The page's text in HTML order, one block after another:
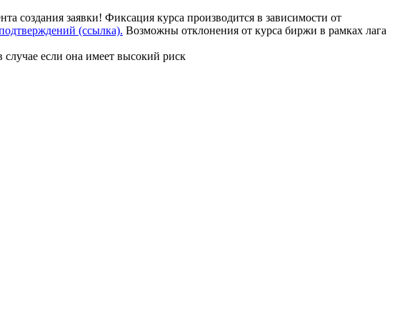
создания заявки! Фиксация курса производится в зависимости от
(ссылка). Возможны отклонения от курса биржи в рамках лага
если она имеет высокий риск